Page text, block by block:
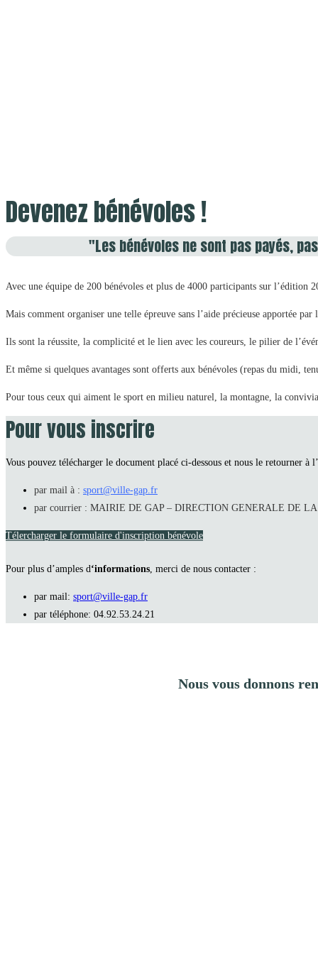
Devenez bénévoles !
"Les bénévoles ne sont pas payés,
Avec une équipe de 200 bénévoles et plus de 4000 participants sur l’édition
Mais comment organiser une telle épreuve sans l’aide précieuse apportée par
Ils sont la réussite, la complicité et le lien avec les coureurs, le pilier de
Et même si quelques avantages sont offerts aux bénévoles (repas du midi,
Pour tous ceux qui aiment le sport en milieu naturel, la montagne, la
Pour vous inscrire
Vous pouvez télécharger le document placé ci-dessous et nous le retourner à
par mail à : sport@ville-gap.fr
par courrier : MAIRIE DE GAP – DIRECTION GENERALE DE LA
Télercharger le formulaire d'inscription bénévole
Pour plus d’amples d‘informations, merci de nous contacter :
par mail: sport@ville-gap.fr
par téléphone: 04.92.53.24.21
Nous vous donnons